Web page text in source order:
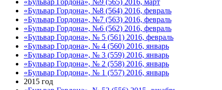
«Бульвар Гордона», №8 (564) 2016, февраль
«Бульвар Гордона», №7 (563) 2016, февраль
«Бульвар Гордона», №6 (562) 2016, февраль
«Бульвар Гордона», № 5 (561) 2016, февраль
«Бульвар Гордона», № 4 (560) 2016, январь
«Бульвар Гордона», № 3 (559) 2016, январь
«Бульвар Гордона», № 2 (558) 2016, январь
«Бульвар Гордона», № 1 (557) 2016, январь
2015 год